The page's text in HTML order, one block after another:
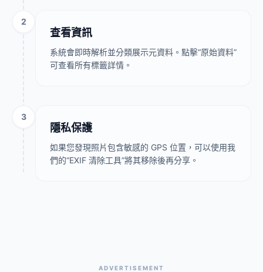
2
查看資訊
系統會即時解析並分類展示元資料。點擊“原始資料”
可查看所有標籤詳情。
3
隱私保護
如果您發現照片包含敏感的 GPS 位置，可以使用我
們的“EXIF 清除工具”將其移除後再分享。
ADVERTISEMENT